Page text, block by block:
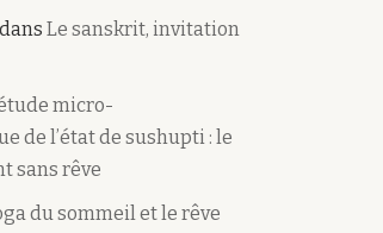
dans Le sanskrit, invitation
micro-
de l’état de sushupti : le
sans rêve
du sommeil et le rêve